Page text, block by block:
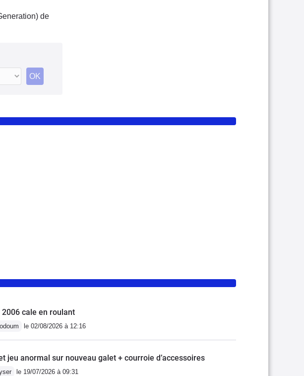
de
2006 cale en roulant
le 02/08/2026 à 12:16
jeu anormal sur nouveau galet + courroie d’accessoires
le 19/07/2026 à 09:31